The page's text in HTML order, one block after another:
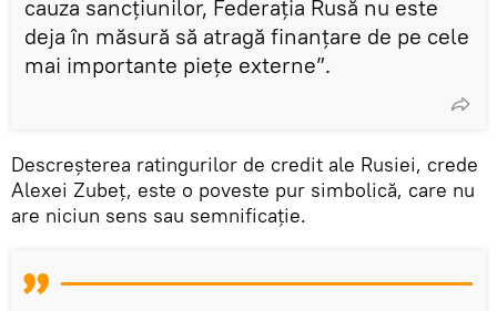
cauza sancțiunilor, Federația Rusă nu este
deja în măsură să atragă finanțare de pe cele
mai importante piețe externe”.
Descreșterea ratingurilor de credit ale Rusiei, crede
Alexei Zubeț, este o poveste pur simbolică, care nu
are niciun sens sau semnificație.